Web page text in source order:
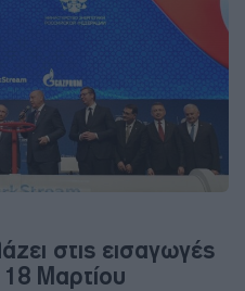
στις εισαγωγές
Μαρτίου